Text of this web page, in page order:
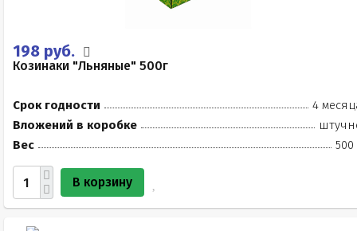
198 руб.
Козинаки "Льняные" 500г
Срок годности
4
Вложений в коробке
Вес
500
В корзину